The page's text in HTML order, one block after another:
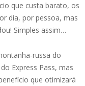
que custa barato, os
dia, por pessoa, mas
Simples assim…
russa do
Express Pass, mas
que otimizará